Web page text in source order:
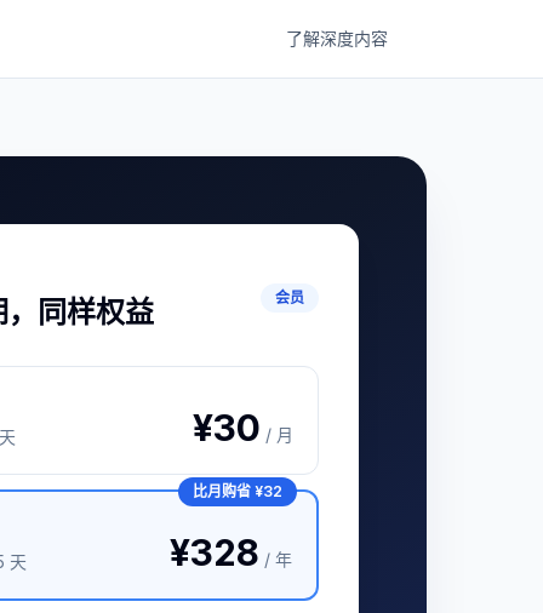
了解深度内容
，同样权益 会员
¥30 / 月
比月购省 ¥32
天 ¥328 / 年